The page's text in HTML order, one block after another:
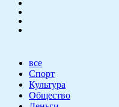
все
Спорт
Культура
Общество